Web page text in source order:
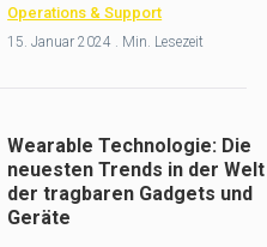
Operations & Support
15. Januar 2024 . Min. Lesezeit
Wearable Technologie: Die
neuesten Trends in der Welt
der tragbaren Gadgets und
Geräte